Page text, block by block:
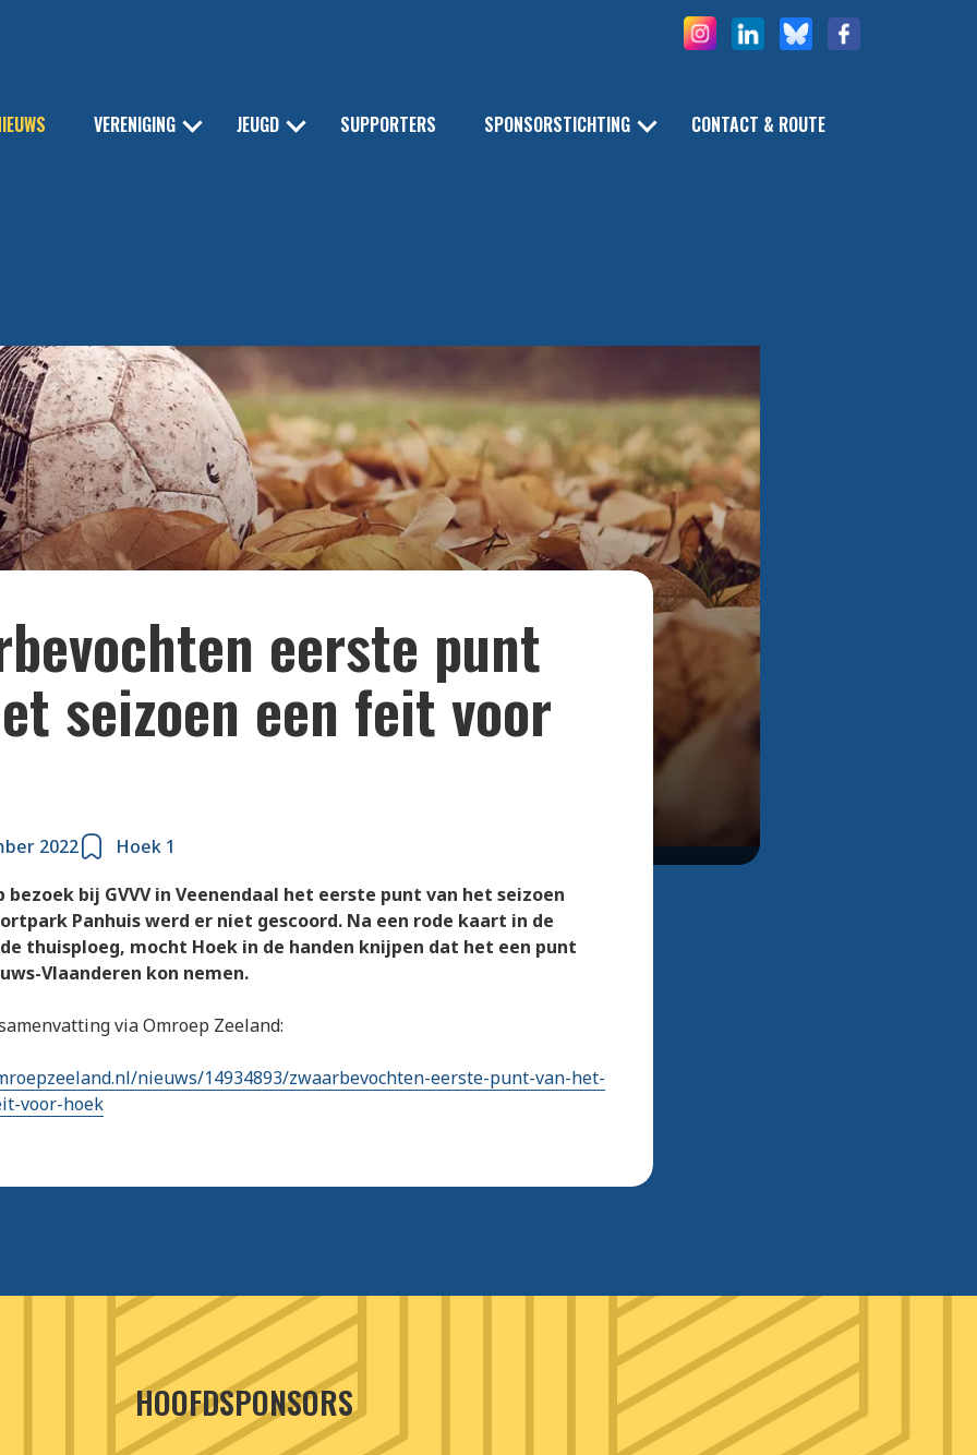
VERENIGING JEUGD SUPPORTERS SPONSORSTICHTING CONTACT & ROUTE
Bekijk alle foto's
eerste punt
seizoen een feit voor
2022
Hoek 1
bezoek bij GVVV in Veenendaal het eerste punt van het seizoen
Panhuis werd er niet gescoord. Na een rode kaart in de
thuisploeg, mocht Hoek in de handen knijpen dat het een punt
Vlaanderen kon nemen.
via Omroep Zeeland:
nieuws/14934893/zwaarbevochten-eerste-punt-van-het-
voor-hoek
HOOFDSPONSORS